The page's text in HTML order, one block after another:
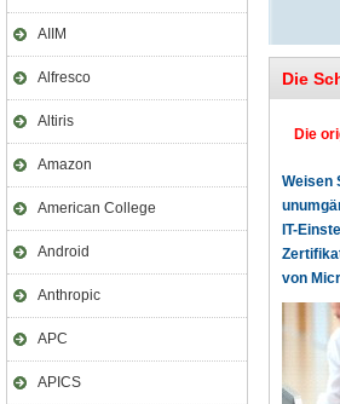
AIIM
Alfresco
Altiris
Amazon
American College
Android
Anthropic
APC
APICS
Die
Die
Weisen
IT-
von